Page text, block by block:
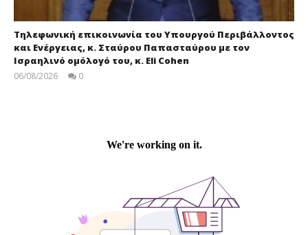
Τηλεφωνική επικοινωνία του Υπουργού Περιβάλλοντος
και Ενέργειας, κ. Σταύρου Παπασταύρου με τον
Ισραηλινό ομόλογό του, κ. Eli Cohen
06/08/2026 0